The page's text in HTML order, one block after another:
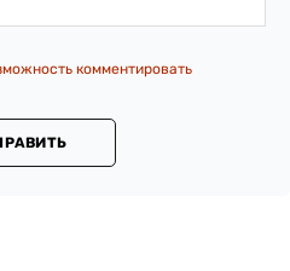
комментировать